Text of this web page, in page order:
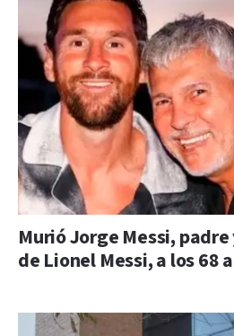
Murió Jorge Messi,
de Lionel Messi, a los 68